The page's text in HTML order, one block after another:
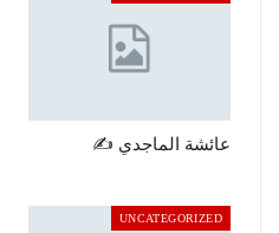
عائشة الماجدي ✍️
UNCATEGORIZED